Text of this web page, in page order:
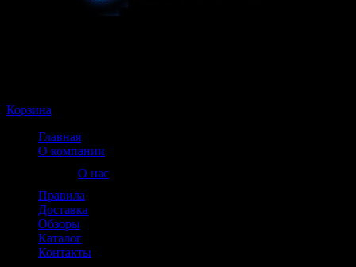
Корзина
Главная
О компании
О нас
Правила
Доставка
Обзоры
Каталог
Контакты